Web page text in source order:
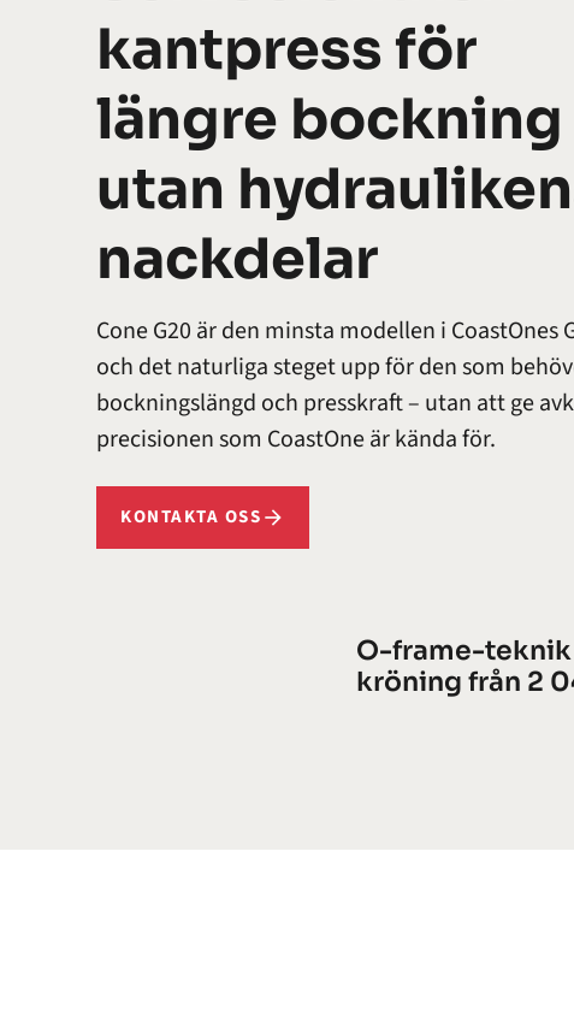
kantpress för
längre bockning
utan
nackdelar
Cone G20 är den minsta modellen i CoastOnes
och det naturliga steget upp för den som
bockningslängd och presskraft – utan att ge
precisionen som CoastOne är kända för.
KONTAKTA OSS
O-frame-
kröning från 2